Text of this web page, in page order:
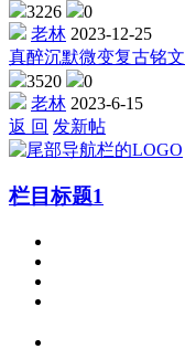
3226
0
老林 2023-12-25
真醉沉默微变复古铭
3520
0
老林 2023-6-15
返 回 发新帖
栏目标题1